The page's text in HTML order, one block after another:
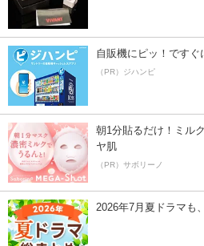
自販機にピッ！ですぐ
（PR）ジハンピ
朝1分貼るだけ！ミル
ヤ肌
（PR）サボリーノ
2026年7月夏ドラマも